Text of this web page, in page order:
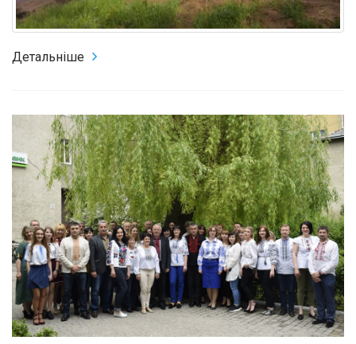
Детальніше